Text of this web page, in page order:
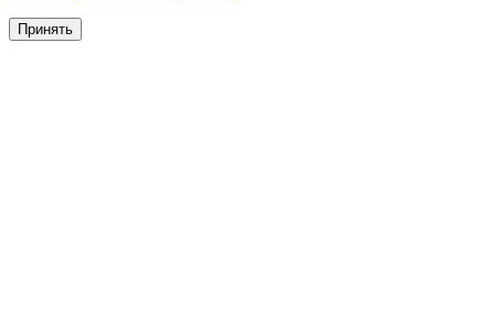
Принять